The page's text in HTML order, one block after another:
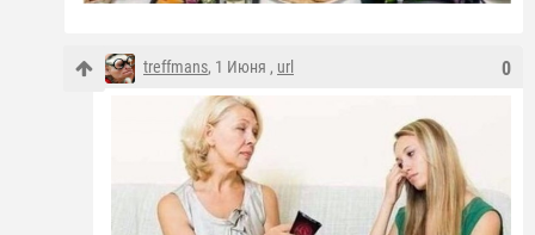
0
treffmans, 1 Июня , url